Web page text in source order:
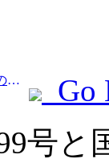
Prev:美団旅行：端午節期間中、各県の高級ホテルの予約が殺到、子供連れの家族が主力に
Go
号と